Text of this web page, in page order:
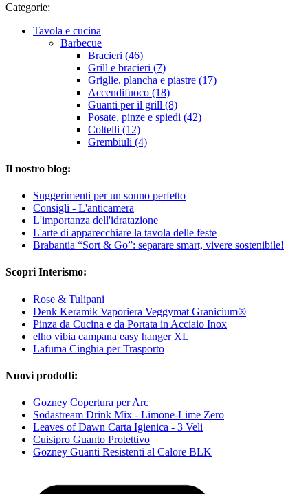
Categorie:
Tavola e cucina
Barbecue
Bracieri (46)
Grill e bracieri (7)
Griglie, plancha e piastre (17)
Accendifuoco (18)
Guanti per il grill (8)
Posate, pinze e spiedi (42)
Coltelli (12)
Grembiuli (4)
Il nostro blog:
Suggerimenti per un sonno perfetto
Consigli - L'anticamera
L'importanza dell'idratazione
L'arte di apparecchiare la tavola delle feste
Brabantia “Sort & Go”: separare smart, vivere sostenibile!
Scopri Interismo:
Rose & Tulipani
Denk Keramik Vaporiera Veggymat Granicium®
Pinza da Cucina e da Portata in Acciaio Inox
elho vibia campana easy hanger XL
Lafuma Cinghia per Trasporto
Nuovi prodotti:
Gozney Copertura per Arc
Sodastream Drink Mix - Limone-Lime Zero
Leaves of Dawn Carta Igienica - 3 Veli
Cuisipro Guanto Protettivo
Gozney Guanti Resistenti al Calore BLK